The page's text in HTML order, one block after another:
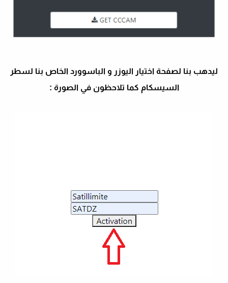
ليدهب بنا لصفحة اختيار اليوزر و الباسوورد الخاص بنا لسطر
السيسكام كما تلاحظون في الصورة :